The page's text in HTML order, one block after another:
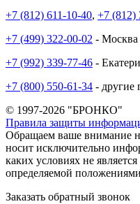
+7 (812) 611-10-40, +7 (812)
+7 (499) 322-00-02 - Москва
+7 (992) 339-77-46 -
+7 (800) 550-61-34 - другие
© 1997-2026 "БРОНКО"
Правила защиты
Обращаем ваше внимание
носит исключительно
каких условиях не
определяемой
Заказать обратный звонок